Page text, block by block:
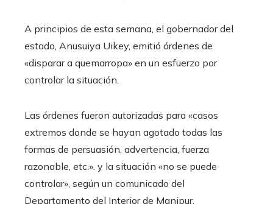
A principios de esta semana, el gobernador del
estado, Anusuiya Uikey, emitió órdenes de
«disparar a quemarropa» en un esfuerzo por
controlar la situación.
Las órdenes fueron autorizadas para «casos
extremos donde se hayan agotado todas las
formas de persuasión, advertencia, fuerza
razonable, etc.». y la situación «no se puede
controlar», según un comunicado del
Departamento del Interior de Manipur.